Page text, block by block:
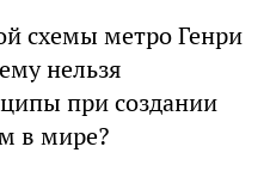
схемы метро Генри
нельзя
при создании
в мире?